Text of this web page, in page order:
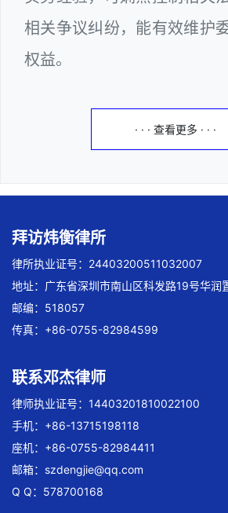
相关争议纠纷，能有效维护
权益。
· · · 查看更多 · · ·
拜访炜衡律所
律所执业证号：24403200511032007
地址：广东省深圳市南山区科发路19号华润
邮编：518057
传真：+86-0755-82984599
联系邓杰律师
律师执业证号：14403201810022100
手机：+86-13715198118
座机：+86-0755-82984411
邮箱： szdengjie@qq.com
Q Q：578700168